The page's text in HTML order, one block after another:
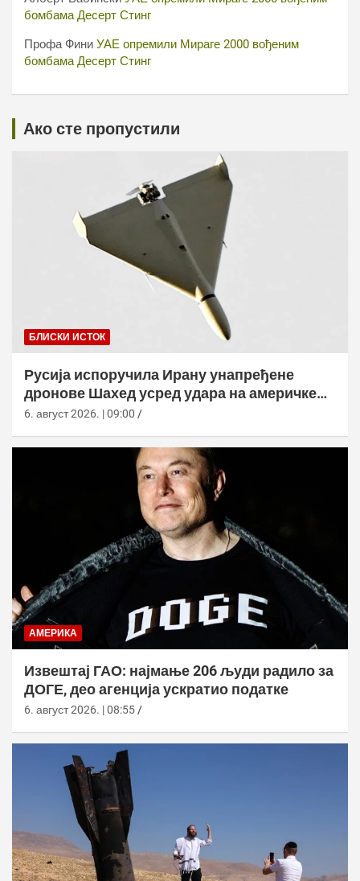
бомбама Десерт Стинг
Профа Фини УАЕ опремили Мираге 2000 вођеним
бомбама Десерт Стинг
Ако сте пропустили
БЛИСКИ ИСТОК
Русија испоручила Ирану унапређене
дронове Шахед усред удара на америчке
базе
6. август 2026. | 09:00
АМЕРИКА
Извештај ГАО: најмање 206 људи радило за
ДОГЕ, део агенција ускратио податке
6. август 2026. | 08:55